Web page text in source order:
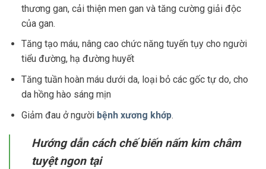
thương gan, cải thiện men gan và tăng cường giải độc
của gan.
Tăng tạo máu, nâng cao chức năng tuyến tụy cho người
tiểu đường, hạ đường huyết
Tăng tuần hoàn máu dưới da, loại bỏ các gốc tự do, cho
da hồng hào sáng mịn
Giảm đau ở người bệnh xương khớp.
Hướng dẫn cách chế biến nấm kim châm
tuyệt ngon tại